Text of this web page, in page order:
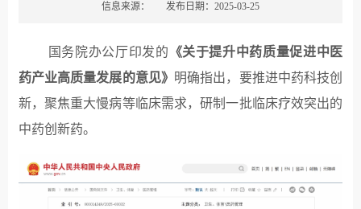
信息来源： 发布日期：2025-03-25
国务院办公厅印发的 《关于提升中药质量促进中医
药产业高质量发展的意见》 明确指出，要推进中药科技创
新，聚焦重大慢病等临床需求，研制一批临床疗效突出的
中药创新药。